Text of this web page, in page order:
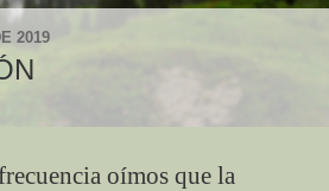
2019
oímos que la